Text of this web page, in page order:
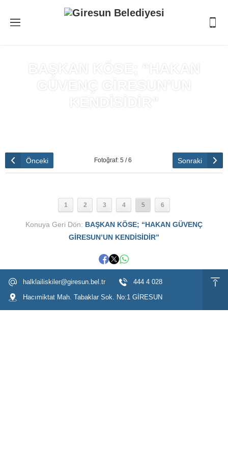
BAŞKAN KÖSE; “HAKAN
GÜVENÇ GİRESUN’UN
KENDİSİDİR”
Önceki Fotoğraf: 5 / 6 Sonraki
1 2 3 4 5 6
Konuya Geri Dön: BAŞKAN KÖSE; “HAKAN GÜVENÇ
GİRESUN’UN KENDİSİDİR”
halklailiskiler@giresun.bel.tr
444 4 028
Hacımiktat Mah. Tabaklar Sok. No:1 GİRESUN